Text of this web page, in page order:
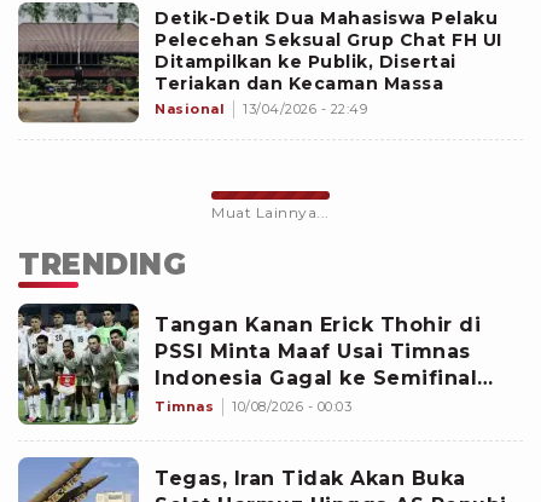
Detik-Detik Dua Mahasiswa Pelaku
Pelecehan Seksual Grup Chat FH UI
Ditampilkan ke Publik, Disertai
Teriakan dan Kecaman Massa
Nasional 13/04/2026 - 22:49
Muat Lainnya...
TRENDING
Tangan Kanan Erick Thohir di
PSSI Minta Maaf Usai Timnas
Indonesia Gagal ke Semifinal
Piala AFF 2026: Jangan Hujat
Timnas 10/08/2026 - 00:03
Tegas, Iran Tidak Akan Buka